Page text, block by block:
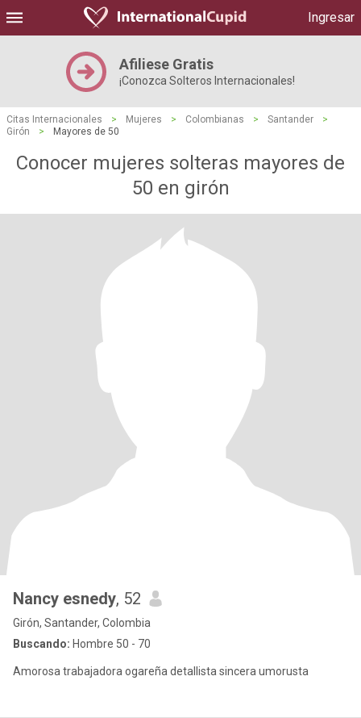
Ingresar
Afiliese Gratis
¡Conozca Solteros Internacionales!
Citas Internacionales > Mujeres > Colombianas > Santander
>
Girón
> Mayores de 50
Conocer mujeres solteras mayores de
50 en girón
Nancy esnedy, 52
Girón, Santander, Colombia
Buscando: Hombre 50 - 70
Amorosa trabajadora ogareña detallista sincera umorusta